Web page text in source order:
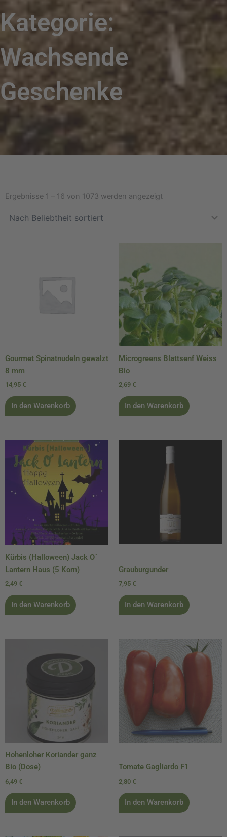
Kategorie:
Wachsende
Geschenke
Ergebnisse 1 – 16 von 1073 werden angezeigt
Gourmet Spinatnudeln gewalzt
8 mm
14,95 €
In den Warenkorb
Microgreens Blattsenf Weiss
Bio
2,69 €
In den Warenkorb
Kürbis (Halloween) Jack O´
Lantern Haus (5 Korn)
2,49 €
In den Warenkorb
Grauburgunder
7,95 €
In den Warenkorb
Hohenloher Koriander ganz
Bio (Dose)
6,49 €
In den Warenkorb
Tomate Gagliardo F1
2,80 €
In den Warenkorb